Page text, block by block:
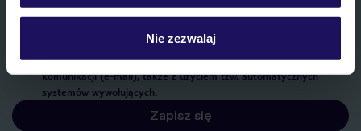
Nie zezwalaj
Wyrażam zgodę na przetwarzanie danych osobowych przez TUI
marketingowych, w zakresie oraz celu wskazanym w
przetwarzaniu danych osobowych”, poprzez elektroniczną formę
komunikacji (e-mail), także z użyciem tzw. automatycznych
systemów wywołujących.
Zapisz się